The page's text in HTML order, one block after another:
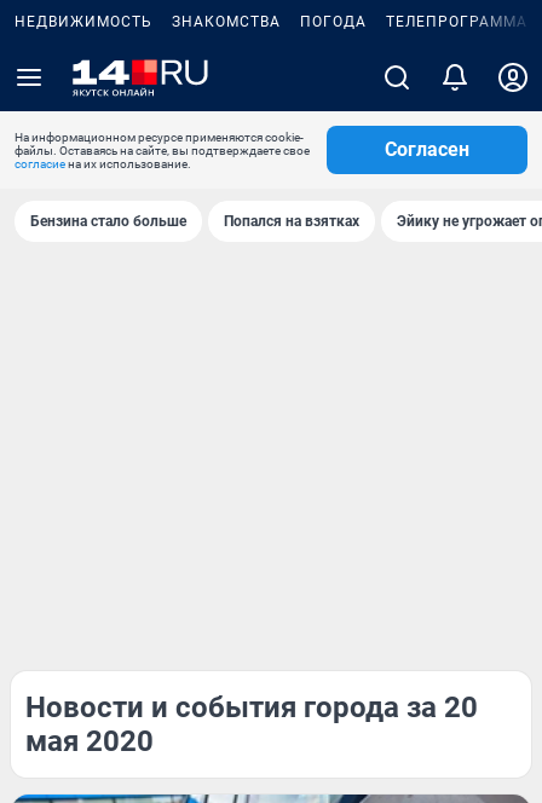
НЕДВИЖИМОСТЬ ЗНАКОМСТВА ПОГОДА ТЕЛЕПРОГРАММА
На информационном ресурсе применяются cookie-
файлы. Оставаясь на сайте, вы подтверждаете свое
согласиена их использование.
Согласен
Бензина стало больше Попался на взятках Эйику не угрожает
Новости и события города за 20
мая 2020